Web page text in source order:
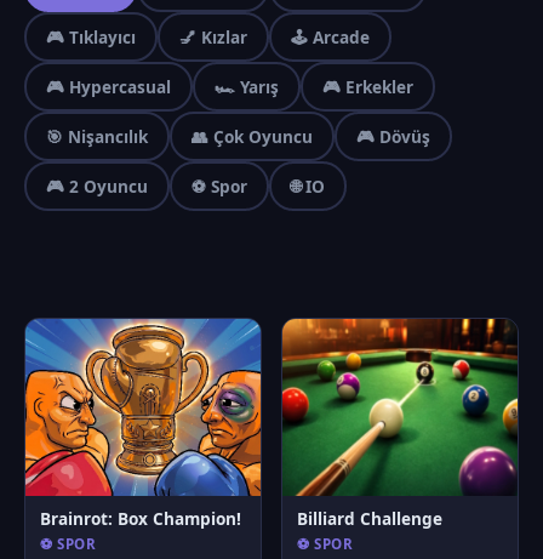
🎮 Tıklayıcı 💅 Kızlar 🕹️ Arcade
🎮 Hypercasual 🏎️ Yarış 🎮 Erkekler
🎯 Nişancılık 👥 Çok Oyuncu 🎮 Dövüş
🎮 2 Oyuncu ⚽ Spor 🌐 IO
Brainrot: Box Champion!
⚽ SPOR
Billiard Challenge
⚽ SPOR